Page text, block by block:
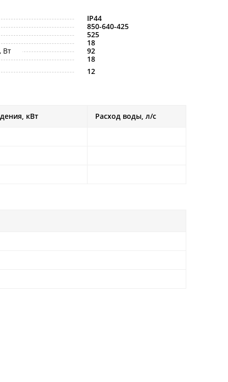
IP44
850-640-425
525
18
Вт
92
18
12
кВт Расход воды, л/с